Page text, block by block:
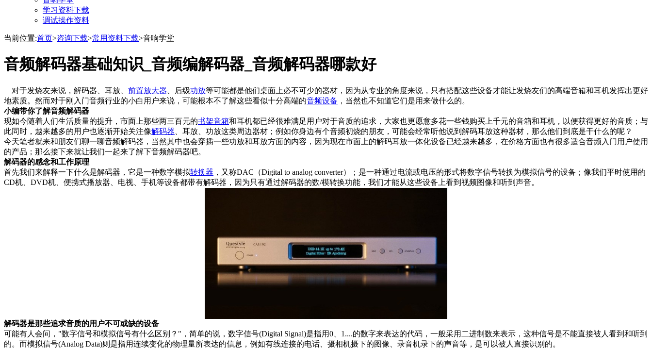
学习资料下载
调试操作资料
当前位置:首页>咨询下载>常用资料下载>音响学堂
音频解码器基础知识_音频编解码器_音频解码器哪款好
对于发烧友来说，解码器、耳放、 前置放大器 、后级功放等可能都是他们桌面上必不可少的器材，因为从专业的角度来说，只有搭配这些设备才能让发烧友们的高端音箱和耳机发挥出更好
地素质。然而对于刚入门音频行业的小白用户来说，可能根本不了解这些看似十分高端的音频设备 ，当然也不知道它们是用来做什么的。
小编带你了解音频解码器
现如今随着人们生活质量的提升，市面上那些两三百元的书架音箱和耳机都已经很难满足用户对于音质的追求，大家也更愿意多花一些钱购买上千元的音箱和耳机，以便获得更好的音质；与
此同时，越来越多的用户也逐渐开始关注像解码器 、耳放、功放这类周边器材；例如你身边有个音频初烧的朋友，可能会经常听他说到解码耳放这种器材，那么他们到底是干什么的呢？
今天笔者就来和朋友们聊一聊音频解码器，当然其中也会穿插一些功放和耳放方面的内容，因为现在市面上的解码耳放一体化设备已经越来越多，在价格方面也有很多适合音频入门用户使用
的产品；那么接下来就让我们一起来了解下音频解码器吧。
解码器的感念和工作原理
首先我们来解释一下什么是解码器，它是一种数字模拟转换器 ，又称DAC（Digital to analog converter）；是一种通过电流或电压的形式将数字信号转换为模拟信号的设备；像我们平时使用的
CD机、DVD机、便携式播放器、电视、手机等设备都带有解码器，因为只有通过解码器的数/模转换功能，我们才能从这些设备上看到视频图像和听到声音。
解码器是那些追求音质的用户不可或缺的设备
可能有人会问，"数字信号和模拟信号有什么区别？"，简单的说，数字信号(Digital Signal)是指用0、1....的数字来表达的代码，一般采用二进制数来表示，这种信号是不能直接被人看到和听到
的。而模拟信号(Analog Data)则是指用连续变化的物理量所表达的信息，例如有线连接的电话、摄相机摄下的图像、录音机录下的声音等，是可以被人直接识别的。